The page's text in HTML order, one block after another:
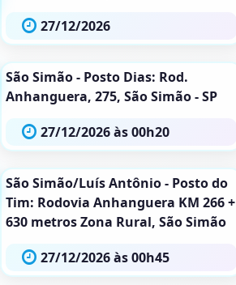
27/12/2026
São Simão - Posto Dias: Rod.
Anhanguera, 275, São Simão - SP
27/12/2026 às 00h20
São Simão/Luís Antônio - Posto do
Tim: Rodovia Anhanguera KM 266 +
630 metros Zona Rural, São Simão
27/12/2026 às 00h45